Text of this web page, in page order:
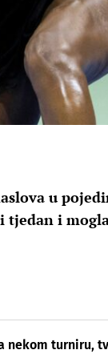
u
tjedan i
nekom turniru,